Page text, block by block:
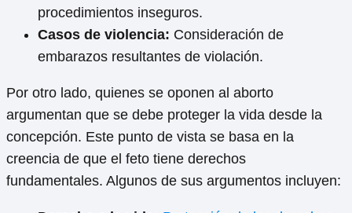
procedimientos inseguros.
Casos de violencia: Consideración de
embarazos resultantes de violación.
Por otro lado, quienes se oponen al aborto
argumentan que se debe proteger la vida desde la
concepción. Este punto de vista se basa en la
creencia de que el feto tiene derechos
fundamentales. Algunos de sus argumentos incluyen: